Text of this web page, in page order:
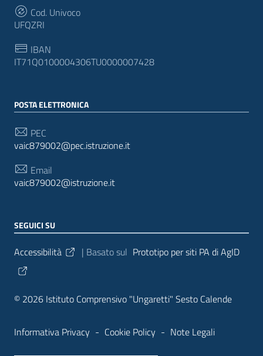
Cod. Univoco
UFQZRI
IBAN
IT71Q0100004306TU0000007428
POSTA ELETTRONICA
PEC
vaic879002@pec.istruzione.it
Email
vaic879002@istruzione.it
SEGUICI SU
Sezione Link Utili
Accessibilità | Basato sul Prototipo per siti PA di AgID
© 2026 Istituto Comprensivo "Ungaretti" Sesto Calende
Informativa Privacy - Cookie Policy - Note Legali